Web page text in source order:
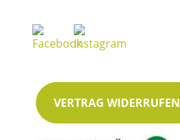
VERTRAG WIDERRUFEN